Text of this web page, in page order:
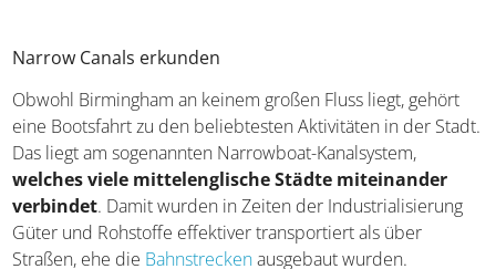
Narrow Canals erkunden
Obwohl Birmingham an keinem großen Fluss liegt, gehört
eine Bootsfahrt zu den beliebtesten Aktivitäten in der
Stadt. Das liegt am sogenannten Narrowboat-Kanalsystem,
welches viele mittelenglische Städte miteinander
verbindet. Damit wurden in Zeiten der Industrialisierung
Güter und Rohstoffe effektiver transportiert als über
Straßen, ehe die Bahnstreckenausgebaut wurden.